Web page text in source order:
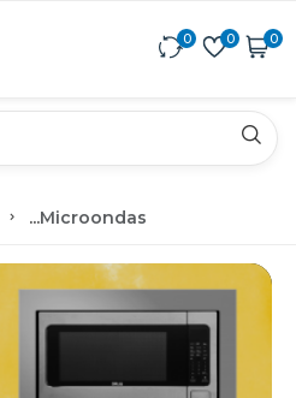
0 0 0
...Microondas